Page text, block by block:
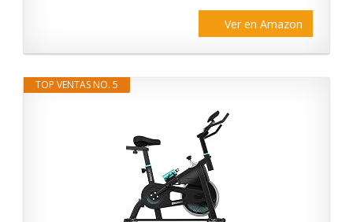
Ver en Amazon
TOP VENTAS NO. 5